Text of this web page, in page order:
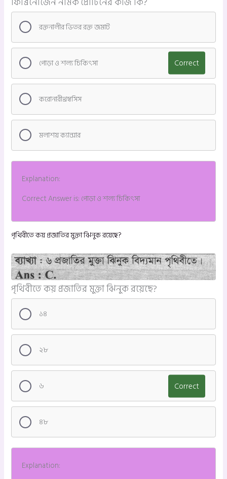
রক্তনালীর ভিতর রক্ত জমাট
পোড়া ও শল্য চিকিৎসা Correct
করোনারীথ্রম্বসিস
মলাশয় ক্যান্সার
Explanation:
Correct Answer is: পোড়া ও শল্য চিকিৎসা
পৃথিবীতে কয় প্রজাতির মুক্তা ঝিনুক রয়েছে?
পৃথিবীতে কয় প্রজাতির মুক্তা ঝিনুক রয়েছে?
১৪
২৮
৬ Correct
৪৮
Explanation: